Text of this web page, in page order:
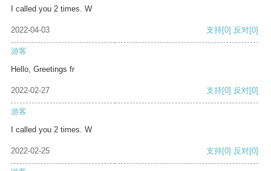
I called you 2 times. W
2022-04-03 支持[0] 反对[0]
游客
Hello, Greetings fr
2022-02-27 支持[0] 反对[0]
游客
I called you 2 times. W
2022-02-25 支持[0] 反对[0]